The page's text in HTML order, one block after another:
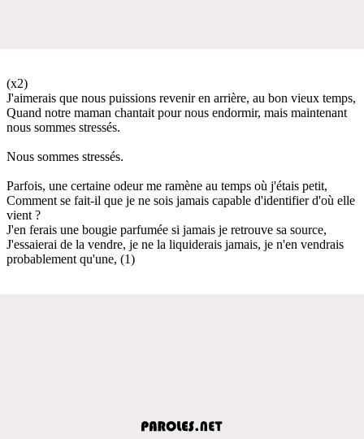
(x2)
J'aimerais que nous puissions revenir en arrière, au bon vieux temps,
Quand notre maman chantait pour nous endormir, mais maintenant
nous sommes stressés.
Nous sommes stressés.
Parfois, une certaine odeur me ramène au temps où j'étais petit,
Comment se fait-il que je ne sois jamais capable d'identifier d'où elle
vient ?
J'en ferais une bougie parfumée si jamais je retrouve sa source,
J'essaierai de la vendre, je ne la liquiderais jamais, je n'en vendrais
probablement qu'une, (1)